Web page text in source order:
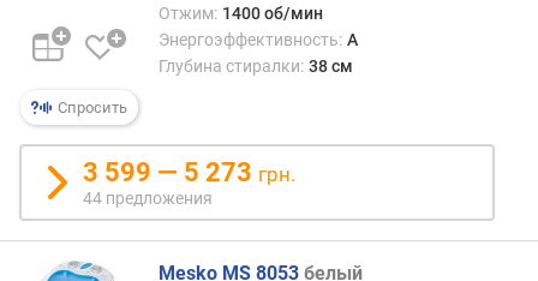
п
о
т
з
ы
в
а
м
Спросить
Отжим: 1400 об/мин
Энергоэффективность: A
Глубина стиралки: 38 см
3 599 — 5 273 грн.
44 предложения
Mesko MS 8053 белый